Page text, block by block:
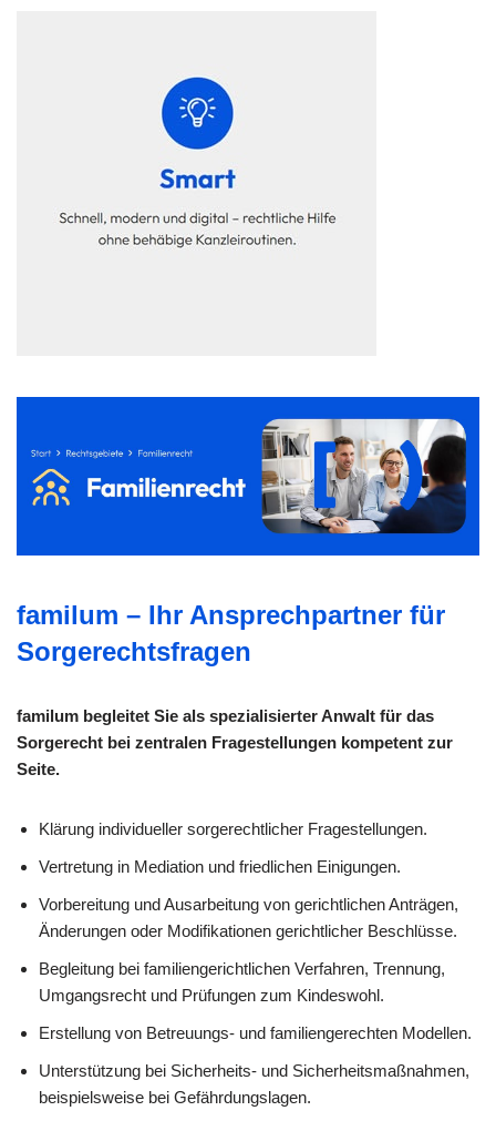
familum – Ihr Ansprechpartner für
Sorgerechtsfragen
familum begleitet Sie als spezialisierter Anwalt für das
Sorgerecht bei zentralen Fragestellungen kompetent zur
Seite.
Klärung individueller sorge­rechtlicher Fragestellungen.
Vertretung in Mediation und friedlichen Einigungen.
Vorbereitung und Ausarbeitung von gerichtlichen Anträgen,
Änderungen oder Modifikationen gerichtlicher Beschlüsse.
Begleitung bei familiengerichtlichen Verfahren, Trennung,
Umgangsrecht und Prüfungen zum Kindeswohl.
Erstellung von Betreuungs- und familiengerechten Modellen.
Unterstützung bei Sicherheits- und Sicherheitsmaßnahmen,
beispielsweise bei Gefährdungslagen.